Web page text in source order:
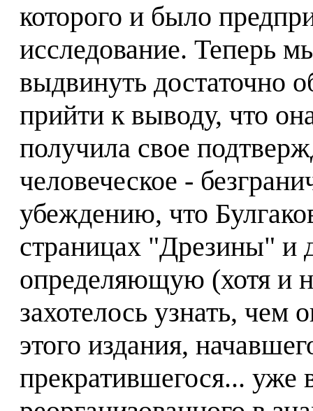
которого и было
исследование. Теперь
выдвинуть достаточно
прийти к выводу, что
получила свое
человеческое -
убеждению, что
страницах "Дрезины" и
определяющую (хотя и
захотелось узнать, чем
этого издания,
прекратившегося... уже